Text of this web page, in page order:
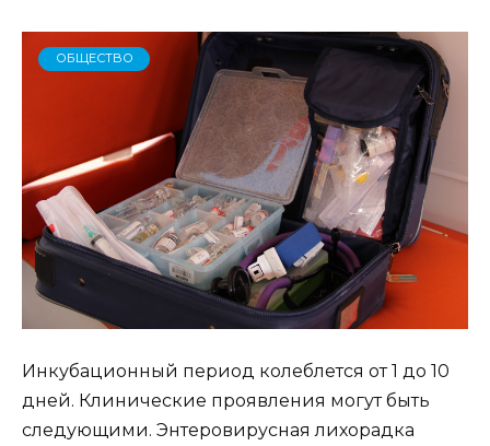
ОБЩЕСТВО
Инкубационный период колеблется от 1 до 10
дней. Клинические проявления могут быть
следующими. Энтеровирусная лихорадка